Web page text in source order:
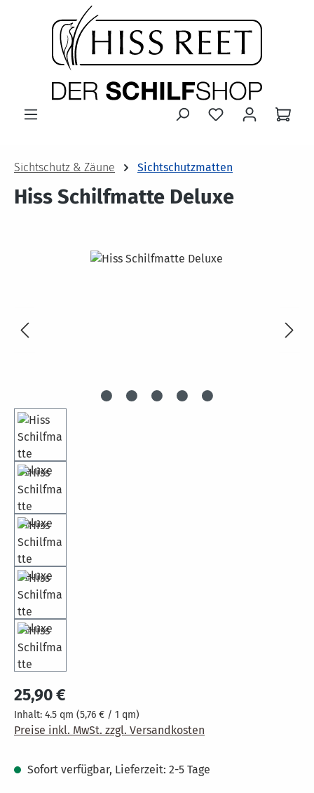
Zum Hauptinhalt springen
Sichtschutz & Zäune Sichtschutzmatten
Hiss Schilfmatte Deluxe
Bildergalerie überspringen
Regulärer Preis:
25,90 €
Inhalt: 4.5 qm (5,76 € / 1 qm)
Preise inkl. MwSt. zzgl. Versandkosten
Sofort verfügbar, Lieferzeit: 2-5 Tage